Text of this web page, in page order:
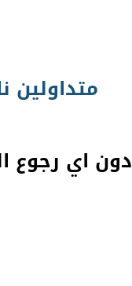
متداولين
دون اي رجوع